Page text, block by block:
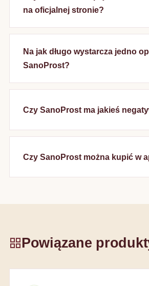
na oficjalnej stronie?
Na jak długo wystarcza jedno
SanoProst?
Czy SanoProst ma jakieś
Czy SanoProst można kupić w
Powiązane